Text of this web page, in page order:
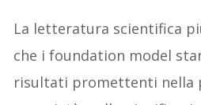
La letteratura scientifica
che i foundation model
risultati promettenti nella